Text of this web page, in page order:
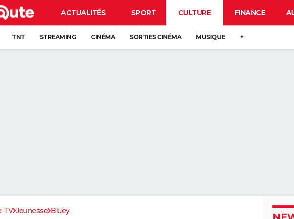
ACTUALITÉS SPORT CULTURE FINANCE
TNT STREAMING CINÉMA SORTIES CINÉMA MUSIQUE +
TV Jeunesse Bluey